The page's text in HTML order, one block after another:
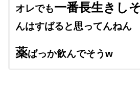
オレでも一番長生きし
んはすばると思ってんねん
薬ばっか飲んでそうw